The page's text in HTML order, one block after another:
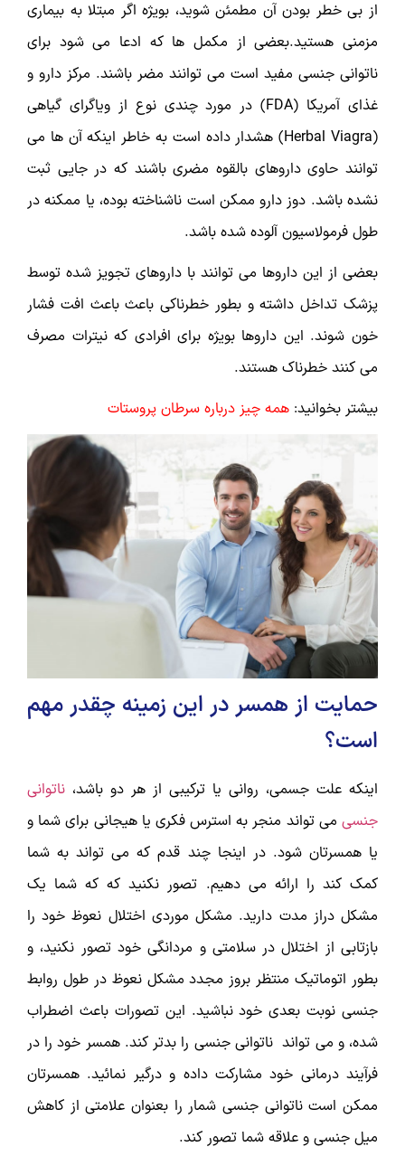
از بی خطر بودن آن مطمئن شوید، بویژه اگر مبتلا به بیماری
مزمنی هستید.بعضی از مکمل ها که ادعا می شود برای
ناتوانی جنسی مفید است می توانند مضر باشند. مرکز دارو و
غذای آمریکا (FDA) در مورد چندی نوع از ویاگرای گیاهی
(Herbal Viagra) هشدار داده است به خاطر اینکه آن ها می
توانند حاوی داروهای بالقوه مضری باشند که در جایی ثبت
نشده باشد. دوز دارو ممکن است ناشناخته بوده، یا ممکنه در
طول فرمولاسیون آلوده شده باشد.
بعضی از این داروها می توانند با داروهای تجویز شده توسط
پزشک تداخل داشته و بطور خطرناکی باعث باعث افت فشار
خون شوند. این داروها بویژه برای افرادی که نیترات مصرف
می کنند خطرناک هستند.
بیشتر بخوانید: همه چیز درباره سرطان پروستات
حمایت از همسر در این زمینه چقدر مهم
است؟
اینکه علت جسمی، روانی یا ترکیبی از هر دو باشد، ناتوانی
جنسی می تواند منجر به استرس فکری یا هیجانی برای شما و
یا همسرتان شود. در اینجا چند قدم که می تواند به شما
کمک کند را ارائه می دهیم. تصور نکنید که که شما یک
مشکل دراز مدت دارید. مشکل موردی اختلال نعوظ خود را
بازتابی از اختلال در سلامتی و مردانگی خود تصور نکنید، و
بطور اتوماتیک منتظر بروز مجدد مشکل نعوظ در طول روابط
جنسی نوبت بعدی خود نباشید. این تصورات باعث اضطراب
شده، و می تواند ناتوانی جنسی را بدتر کند. همسر خود را در
فرآیند درمانی خود مشارکت داده و درگیر نمائید. همسرتان
ممکن است ناتوانی جنسی شمار را بعنوان علامتی از کاهش
میل جنسی و علاقه شما تصور کند.